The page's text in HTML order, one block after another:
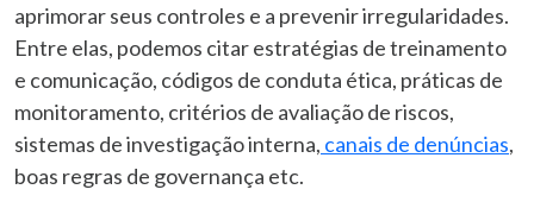
aprimorar seus controles e a prevenir irregularidades.
Entre elas, podemos citar estratégias de treinamento
e comunicação, códigos de conduta ética, práticas de
monitoramento, critérios de avaliação de riscos,
sistemas de investigação interna, canais de denúncias,
boas regras de governança etc.